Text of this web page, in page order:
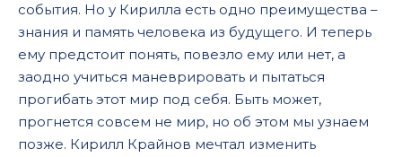
события. Но у Кирилла есть одно преимущества –
знания и память человека из будущего. И теперь
ему предстоит понять, повезло ему или нет, а
заодно учиться маневрировать и пытаться
прогибать этот мир под себя. Быть может,
прогнется совсем не мир, но об этом мы узнаем
позже. Кирилл Крайнов мечтал изменить